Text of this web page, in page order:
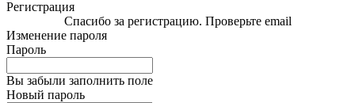
Регистрация
Спасибо за регистрацию. Проверьте email
Изменение пароля
Пароль
Вы забыли заполнить поле
Новый пароль